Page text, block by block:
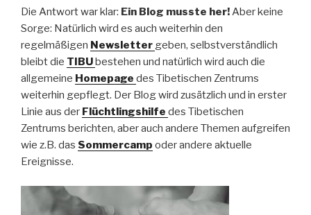
Die Antwort war klar: Ein Blog musste her!Aber keine
Sorge: Natürlich wird es auch weiterhin den
regelmäßigen Newsletter geben, selbstverständlich
bleibt die TIBUbestehen und natürlich wird auch die
allgemeine Homepage des Tibetischen Zentrums
weiterhin gepflegt. Der Blog wird zusätzlich und in erster
Linie aus der Flüchtlingshilfe des Tibetischen
Zentrums berichten, aber auch andere Themen aufgreifen
wie z.B. das Sommercamp oder andere aktuelle
Ereignisse.